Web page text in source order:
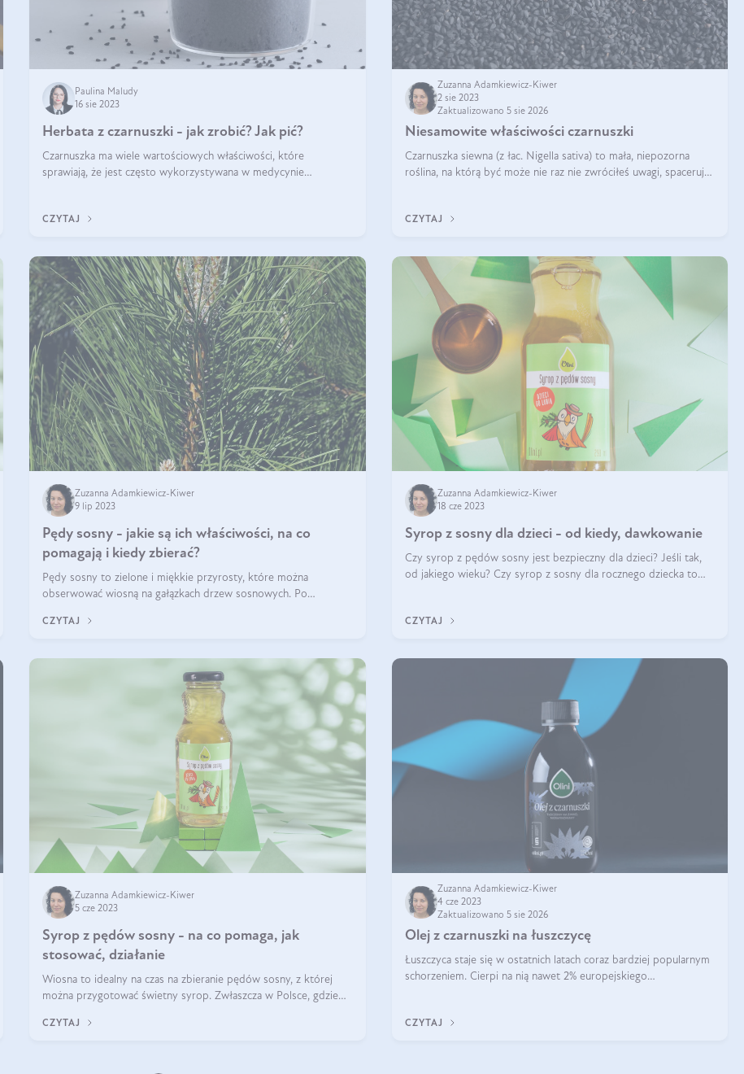
Paulina Maludy
16 sie 2023
Herbata z czarnuszki - jak zrobić? Jak pić?
Czarnuszka ma wiele wartościowych właściwości, które
sprawiają, że jest często wykorzystywana w medycynie
CZYTAJ
Zuzanna Adamkiewicz-Kiwer
2 sie 2023
Zaktualizowano 5 sie 2026
Niesamowite właściwości czarnuszki
Czarnuszka siewna (z łac. Nigella sativa) to mała, niepozorna
roślina, na którą być może nie raz nie zwróciłeś uwagi, spacerując
CZYTAJ
Zuzanna Adamkiewicz-Kiwer
9 lip 2023
Pędy sosny - jakie są ich właściwości, na co
pomagają i kiedy zbierać?
Pędy sosny to zielone i miękkie przyrosty, które można
obserwować wiosną na gałązkach drzew sosnowych. Po
soki i napary, bogate w wiele
CZYTAJ
Zuzanna Adamkiewicz-Kiwer
18 cze 2023
Syrop z sosny dla dzieci - od kiedy, dawkowanie
Czy syrop z pędów sosny jest bezpieczny dla dzieci? Jeśli tak,
od jakiego wieku? Czy syrop z sosny dla rocznego dziecka to
CZYTAJ
Zuzanna Adamkiewicz-Kiwer
5 cze 2023
Syrop z pędów sosny - na co pomaga, jak
stosować, działanie
Wiosna to idealny na czas na zbieranie pędów sosny, z której
można przygotować świetny syrop. Zwłaszcza w Polsce, gdzie
przez cały rok i z p
CZYTAJ
Zuzanna Adamkiewicz-Kiwer
4 cze 2023
Zaktualizowano 5 sie 2026
Olej z czarnuszki na łuszczycę
Łuszczyca staje się w ostatnich latach coraz bardziej popularnym
schorzeniem. Cierpi na nią nawet 2% europejskiego
CZYTAJ